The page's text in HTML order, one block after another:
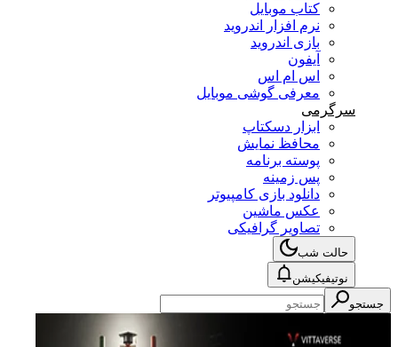
کتاب موبایل
نرم افزار اندروید
بازی اندروید
آیفون
اس ام اس
معرفی گوشی موبایل
سرگرمی
ابزار دسکتاپ
محافظ نمایش
پوسته برنامه
پس زمینه
دانلود بازی کامپیوتر
عکس ماشین
تصاویر گرافیکی
حالت شب
نوتیفیکیشن
جستجو